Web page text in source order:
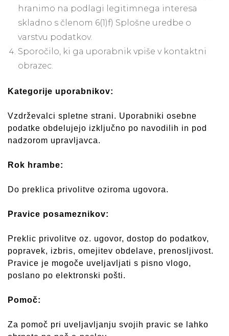
hranimo na podlagi legitimnega interesa
skladno s členom 6(1)f) Splošne uredbe o
varstvu podatkov.
Sporočilo, ki ga uporabnik vpiše v kontaktni
obrazec.
Kategorije uporabnikov:
Vzdrževalci spletne strani. Uporabniki osebne
podatke obdelujejo izključno po navodilih in pod
nadzorom upravljavca.
Rok hrambe:
Do preklica privolitve oziroma ugovora.
Pravice posameznikov:
Preklic privolitve oz. ugovor, dostop do podatkov,
popravek, izbris, omejitev obdelave, prenosljivost.
Pravice je mogoče uveljavljati s pisno vlogo,
poslano po elektronski pošti.
Pomoč:
Za pomoč pri uveljavljanju svojih pravic se lahko